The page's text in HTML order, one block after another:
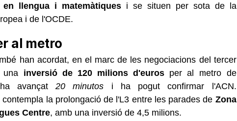
llengua i matemàtiquesi se situen per sota de la
i de l'OCDE.
al metro
han acordat, en el marc de les negociacions del tercer
una inversió de 120 milions d'euros per al metro de
ha avançat20 minutos i ha pogut confirmar l'ACN.
la prolongació de l'L3 entre les parades de Zona
Centre, amb una inversió de 4,5 milions.